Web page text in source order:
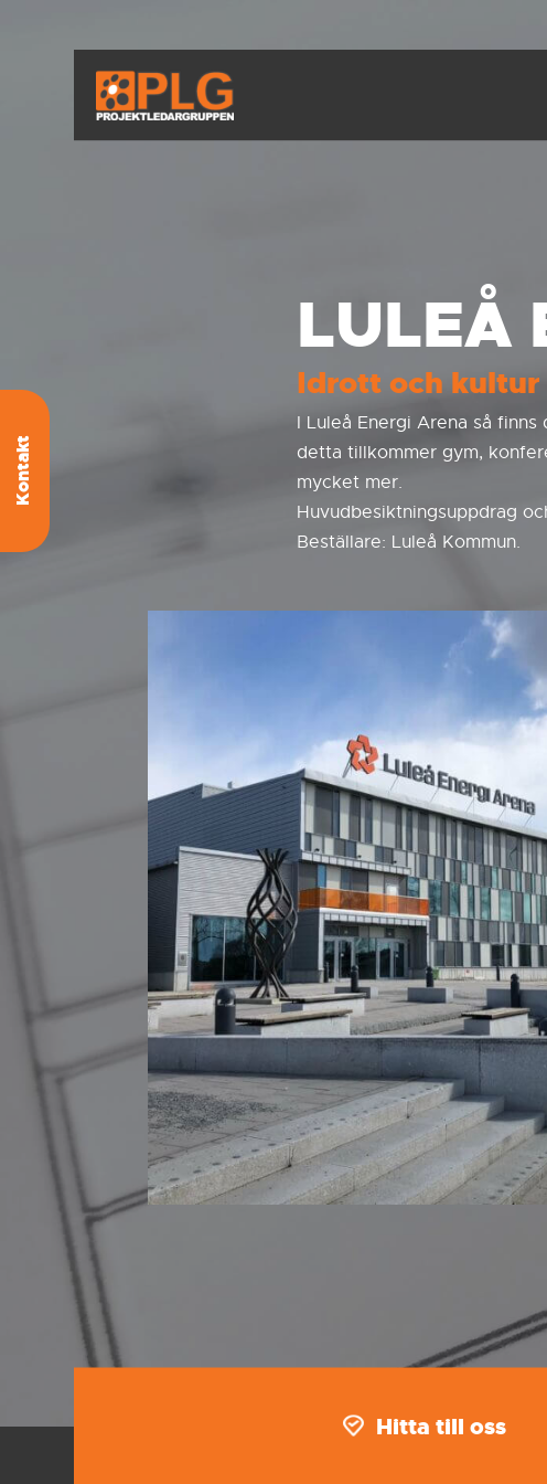
LULEÅ
Idrott och kultur
I Luleå Energi Arena så
detta tillkommer gym,
mycket mer.
Huvudbesiktningsuppdrag
Beställare: Luleå Kommun.
Hitta till oss
Kontakt